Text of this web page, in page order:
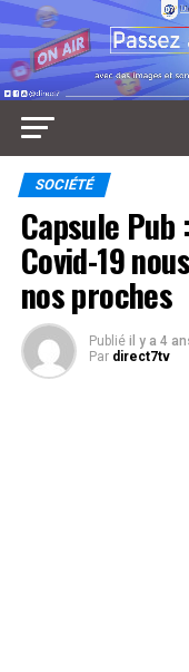
SOCIÉTÉ
Capsule
Covid-19
nos proches
Publié il y a 4
Par direct7tv